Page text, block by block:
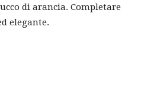
di arancia. Completare
elegante.